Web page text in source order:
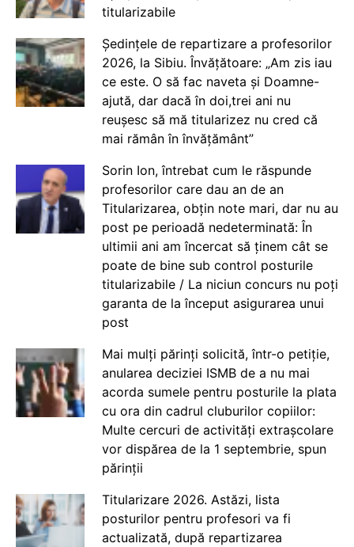
titularizabile
Ședințele de repartizare a profesorilor
2026, la Sibiu. Învățătoare: „Am zis iau
ce este. O să fac naveta și Doamne-
ajută, dar dacă în doi,trei ani nu
reușesc să mă titularizez nu cred că
mai rămân în învățământ”
Sorin Ion, întrebat cum le răspunde
profesorilor care dau an de an
Titularizarea, obțin note mari, dar nu au
post pe perioadă nedeterminată: În
ultimii ani am încercat să ținem cât se
poate de bine sub control posturile
titularizabile / La niciun concurs nu poți
garanta de la început asigurarea unui
post
Mai mulți părinți solicită, într-o petiție,
anularea deciziei ISMB de a nu mai
acorda sumele pentru posturile la plata
cu ora din cadrul cluburilor copiilor:
Multe cercuri de activități extrașcolare
vor dispărea de la 1 septembrie, spun
părinții
Titularizare 2026. Astăzi, lista
posturilor pentru profesori va fi
actualizată, după repartizarea